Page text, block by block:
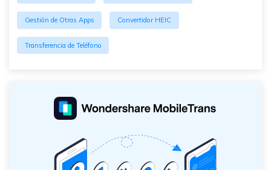
Gestión de Otras Apps Convertidor HEIC
Transferencia de Teléfono